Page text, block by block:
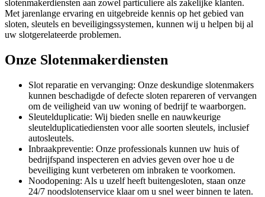
slotenmakerdiensten aan zowel particuliere als zakelijke klanten.
Met jarenlange ervaring en uitgebreide kennis op het gebied van
sloten, sleutels en beveiligingssystemen, kunnen wij u helpen bij al
uw slotgerelateerde problemen.
Onze Slotenmakerdiensten
Slot reparatie en vervanging: Onze deskundige slotenmakers
kunnen beschadigde of defecte sloten repareren of vervangen
om de veiligheid van uw woning of bedrijf te waarborgen.
Sleutelduplicatie: Wij bieden snelle en nauwkeurige
sleutelduplicatiediensten voor alle soorten sleutels, inclusief
autosleutels.
Inbraakpreventie: Onze professionals kunnen uw huis of
bedrijfspand inspecteren en advies geven over hoe u de
beveiliging kunt verbeteren om inbraken te voorkomen.
Noodopening: Als u uzelf heeft buitengesloten, staan onze
24/7 noodslotenservice klaar om u snel weer binnen te laten.